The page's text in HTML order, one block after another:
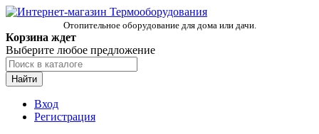
Отопительное оборудование для дома или дачи.
Корзина ждет
Выберите любое предложение
Найти
Вход
Регистрация